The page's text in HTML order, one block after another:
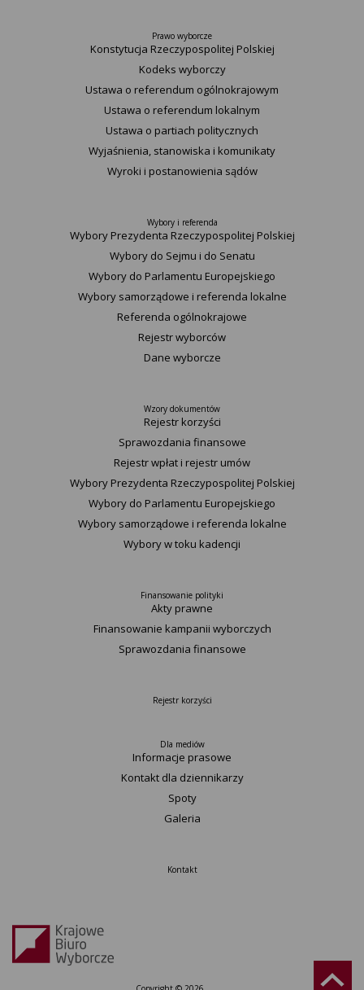
Prawo wyborcze
Konstytucja Rzeczypospolitej Polskiej​
Kodeks wyborczy
Ustawa o referendum ogólnokrajowym
Ustawa o referendum lokalnym
Ustawa o partiach politycznych
Wyjaśnienia, stanowiska i komunikaty
Wyroki i postanowienia sądów
Wybory i referenda
Wybory Prezydenta Rzeczypospolitej Polskiej
Wybory do Sejmu i do Senatu
Wybory do Parlamentu Europejskiego
Wybory samorządowe i referenda lokalne
Referenda ogólnokrajowe
Rejestr wyborców
Dane wyborcze
Wzory dokumentów
Rejestr korzyści
Sprawozdania finansowe
Rejestr wpłat i rejestr umów
Wybory Prezydenta Rzeczypospolitej Polskiej
Wybory do Parlamentu Europejskiego
Wybory samorządowe i referenda lokalne
Wybory w toku kadencji
Finansowanie polityki
Akty prawne
Finansowanie kampanii wyborczych
Sprawozdania finansowe
Rejestr korzyści
Dla mediów
Informacje prasowe
Kontakt dla dziennikarzy
Spoty
Galeria
Kontakt